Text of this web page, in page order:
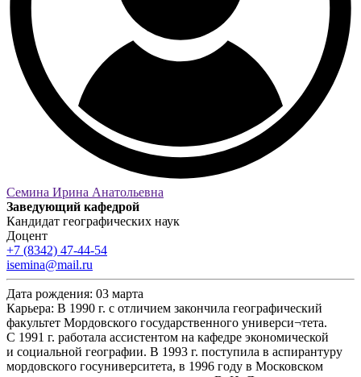
Семина Ирина Анатольевна
Заведующий кафедрой
Кандидат географических наук
Доцент
+7 (8342) 47-44-54
isemina@mail.ru
Дата рождения: 03 марта
Карьера: В 1990 г. с отличием закончила географический
факультет Мордовского государственного универси¬тета.
С 1991 г. работала ассистентом на кафедре экономической
и социальной географии. В 1993 г. поступила в аспирантуру
мордовского госуниверситета, в 1996 году в Московском